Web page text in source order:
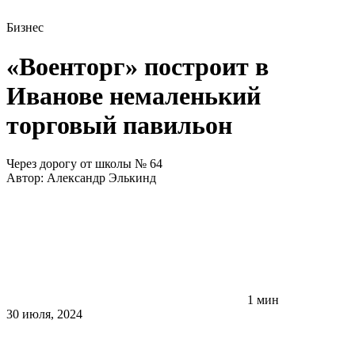
Бизнес
«Военторг» построит в
Иванове немаленький
торговый павильон
Через дорогу от школы № 64
Автор: Александр Элькинд
1 мин
30 июля, 2024